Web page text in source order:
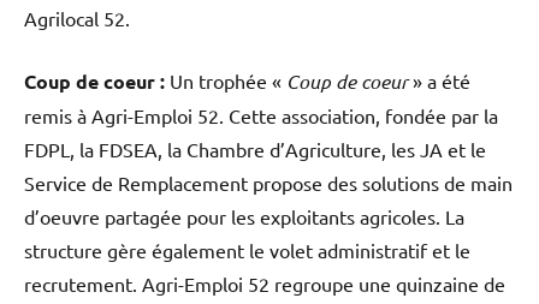
Agrilocal 52.
Coup de coeur : Un trophée « Coup de coeur» a été
remis à Agri-Emploi 52. Cette association, fondée par la
FDPL, la FDSEA, la Chambre d’Agriculture, les JA et le
Service de Remplacement propose des solutions de main
d’oeuvre partagée pour les exploitants agricoles. La
structure gère également le volet administratif et le
recrutement. Agri-Emploi 52 regroupe une quinzaine de